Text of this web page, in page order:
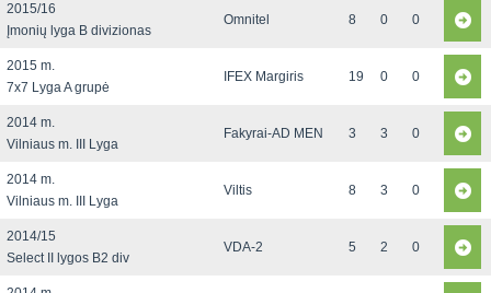
2015/16
Įmonių lyga B divizionas
Omnitel 8 0 0
2015 m.
7x7 Lyga A grupė
IFEX Margiris 19 0 0
2014 m.
Vilniaus m. III Lyga
Fakyrai-AD MEN 3 3 0
2014 m.
Vilniaus m. III Lyga
Viltis 8 3 0
2014/15
Select II lygos B2 div
VDA-2 5 2 0